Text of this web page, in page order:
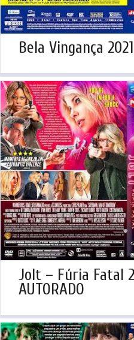
Bela Vingança
Jolt – Fúria Fatal
AUTORADO